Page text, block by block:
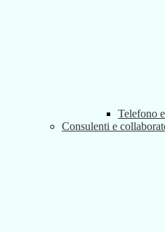
Telefono
Consulenti e